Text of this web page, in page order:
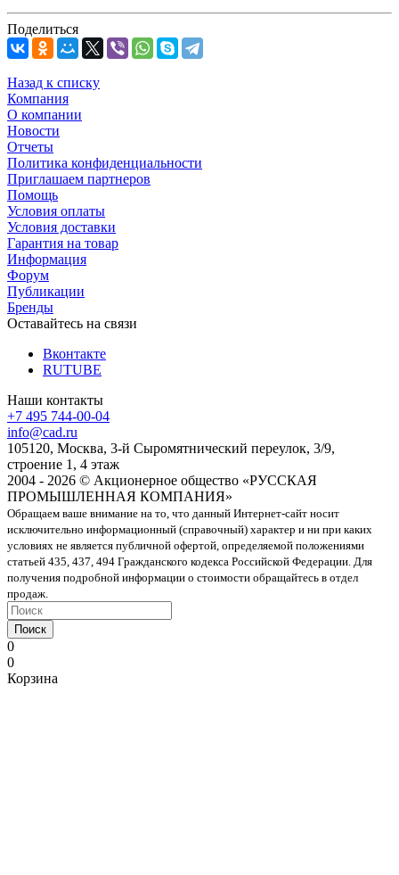
Поделиться
Назад к списку
Компания
О компании
Новости
Отчеты
Политика конфиденциальности
Приглашаем партнеров
Помощь
Условия оплаты
Условия доставки
Гарантия на товар
Информация
Форум
Публикации
Бренды
Оставайтесь на связи
Вконтакте
RUTUBE
Наши контакты
+7 495 744-00-04
info@cad.ru
105120, Москва, 3-й Сыромятнический переулок, 3/9,
строение 1, 4 этаж
2004 - 2026 © Акционерное общество «РУССКАЯ
ПРОМЫШЛЕННАЯ КОМПАНИЯ»
Обращаем ваше внимание на то, что данный Интернет-сайт носит
исключительно информационный (справочный) характер и ни при каких
условиях не является публичной офертой, определяемой положениями
статьей 435, 437, 494 Гражданского кодекса Российской Федерации. Для
получения подробной информации о стоимости обращайтесь в отдел
продаж.
Поиск
0
0
Корзина